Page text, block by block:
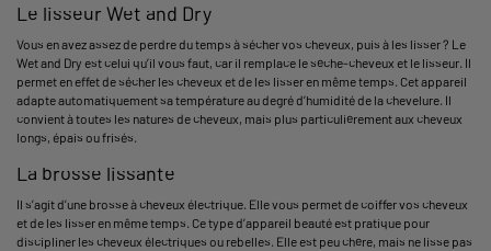
Le lisseur Wet and Dry
Vous en avez assez de perdre du temps à sécher vos cheveux, puis à les lisser ? Le
Wet and Dry est celui qu’il vous faut, car il remplace le sèche-cheveux et le lisseur. Il
permet en effet de sécher les cheveux et de les lisser en même temps. Cet appareil
adapte automatiquement sa température au degré d’humidité de la chevelure. Il
convient à toutes les natures de cheveux, mais plus particulièrement aux cheveux
longs, épais ou frisés.
La brosse lissante
Il s’agit d’une brosse à cheveux électrique. Elle vous permet de coiffer vos cheveux
et de les lisser en même temps. Ce type d’appareil beauté est pratique pour
discipliner les cheveux électriques ou rebelles. Elle est peu chère, mais ne lisse pas